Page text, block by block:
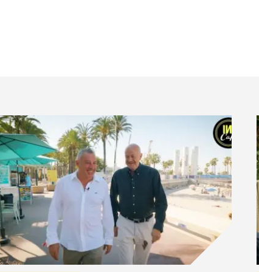
est venu renforcer le pacte national de lutte
encore les bonnes pratiques des
valeurs et ses choix de vie. Au-delà, cette
saveurs ou à retrouver celles qui ont fait de la
voit dans la cuisine non plus une corvée
Cela se traduit par une innovation
domaine, portée par les outils digitaux. La
nouveaux ustensiles de cuisine. On les
à tourner un artichaut, réserver un
les nouvelles technologies alimentent notre